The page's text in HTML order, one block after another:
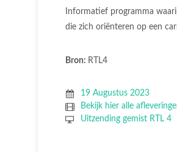
Informatief programma
die zich oriënteren op een
Bron: RTL4
19 Augustus 2023
Bekijk hier alle
Uitzending gemist RTL 4